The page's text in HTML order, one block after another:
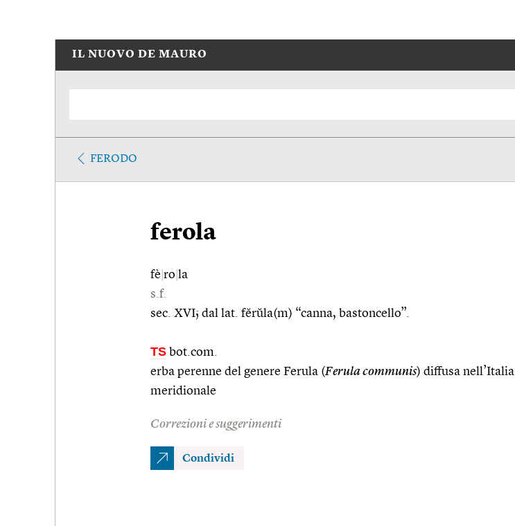
IL NUOVO DE MAURO
FERODO
ferola
fè ro la
s.f.
sec. XVI; dal lat. fĕrŭla(m) “canna, bastoncello”.
TS bot.com.
erba perenne del genere Ferula (Ferula communis) diffusa nell’Italia
meridionale
Correzioni e suggerimenti
Condividi